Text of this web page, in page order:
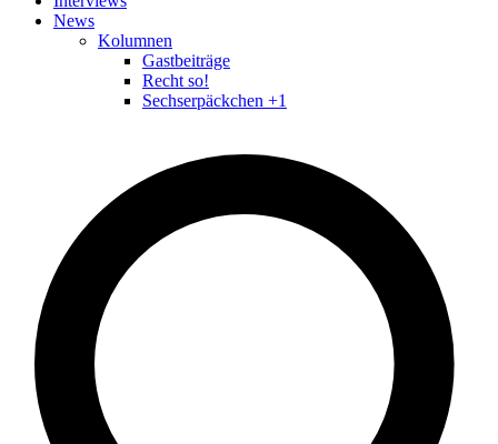
News
Kolumnen
Gastbeiträge
Recht so!
Sechserpäckchen +1